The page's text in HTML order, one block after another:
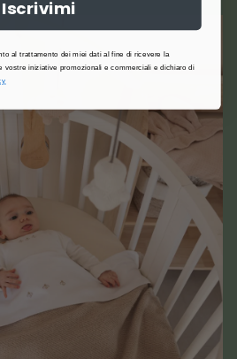
Iscrivimi
al trattamento dei miei dati al fine di ricevere la
vostre iniziative promozionali e commerciali e dichiaro di